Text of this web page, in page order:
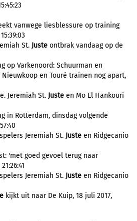
vanwege liesblessure op training
St. Juste ontbrak vandaag op de
op Varkenoord: Schuurman en
en Touré trainen nog apart,
Jeremiah St. Juste en Mo El Hankouri
in Rotterdam, dinsdag volgende
Jeremiah St. Juste en Ridgecanio
'met goed gevoel terug naar
Jeremiah St. Juste en Ridgecanio
kijkt uit naar De Kuip, 18 juli 2017,